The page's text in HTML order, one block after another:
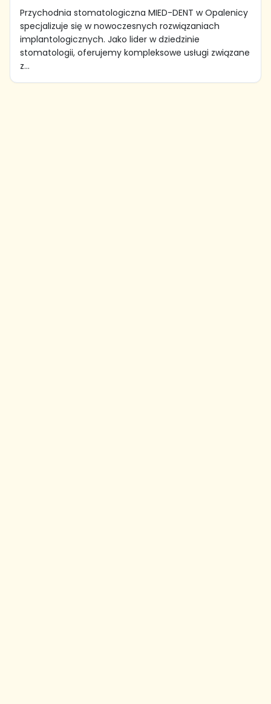
Przychodnia stomatologiczna MIED-DENT w Opalenicy
specjalizuje się w nowoczesnych rozwiązaniach
implantologicznych. Jako lider w dziedzinie
stomatologii, oferujemy kompleksowe usługi związane
z...